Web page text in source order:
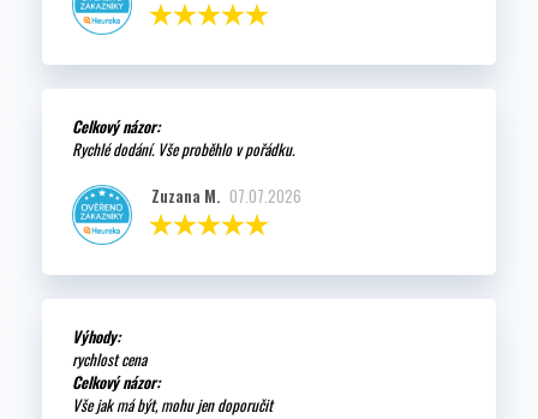
Celkový názor:
Rychlé dodání. Vše proběhlo v pořádku.
Zuzana M. 07.07.2026
Výhody:
rychlost cena
Celkový názor:
Vše jak má být, mohu jen doporučit